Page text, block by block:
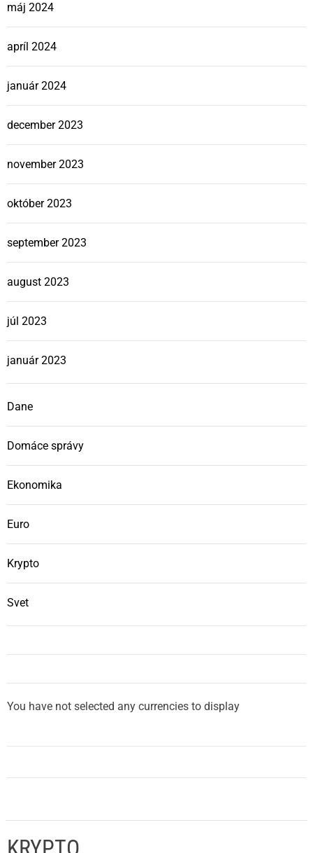
máj 2024
apríl 2024
január 2024
december 2023
november 2023
október 2023
september 2023
august 2023
júl 2023
január 2023
Dane
Domáce správy
Ekonomika
Euro
Krypto
Svet
You have not selected any currencies to display